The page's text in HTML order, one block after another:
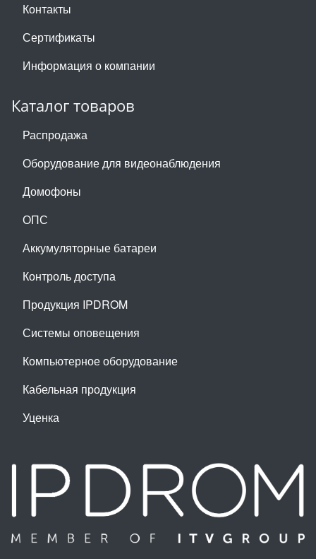
Контакты
Сертификаты
Информация о компании
Каталог товаров
Распродажа
Оборудование для видеонаблюдения
Домофоны
ОПС
Аккумуляторные батареи
Контроль доступа
Продукция IPDROM
Системы оповещения
Компьютерное оборудование
Кабельная продукция
Уценка